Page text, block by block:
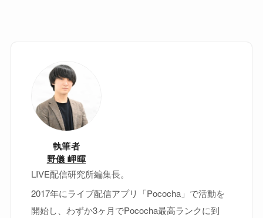
執筆者
野儀 岬暉
LIVE配信研究所編集長。
2017年にライブ配信アプリ「Pococha」で活動を
開始し、わずか3ヶ月でPococha最高ランクに到